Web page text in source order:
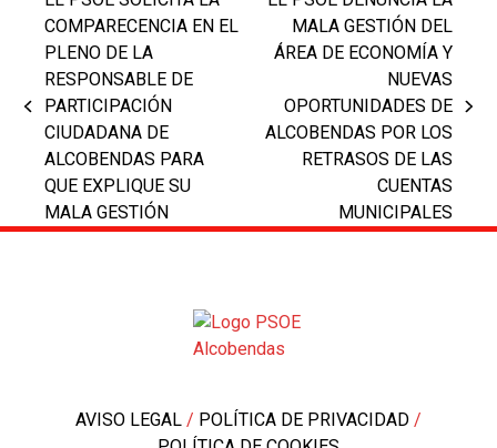
previous
post:
COMPARECENCIA EN EL
PLENO DE LA
RESPONSABLE DE
PARTICIPACIÓN
CIUDADANA DE
ALCOBENDAS PARA
QUE EXPLIQUE SU
MALA GESTIÓN
next
post:
MALA GESTIÓN DEL
ÁREA DE ECONOMÍA Y
NUEVAS
OPORTUNIDADES DE
ALCOBENDAS POR LOS
RETRASOS DE LAS
CUENTAS
MUNICIPALES
AVISO LEGAL / POLÍTICA DE PRIVACIDAD /